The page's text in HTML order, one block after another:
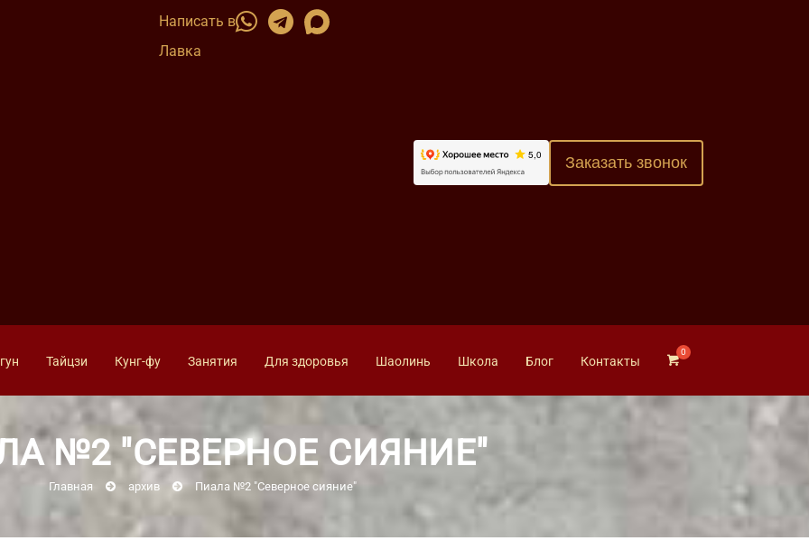
Написать в
Лавка
Заказать звонок
Тайцзи Кунг-фу Занятия Для здоровья Шаолинь Школа Блог Контакты
№2 "СЕВЕРНОЕ СИЯНИЕ"
Главная архив Пиала №2 "Северное сияние"